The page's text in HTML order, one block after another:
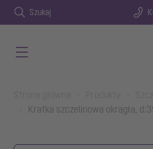
Szukaj
Kratka szczelinowa okrągła,